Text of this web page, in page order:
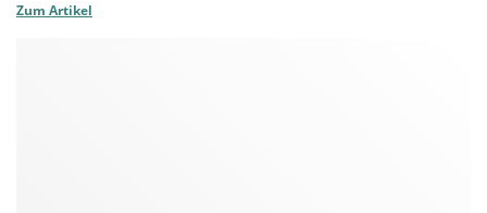
Zum Artikel